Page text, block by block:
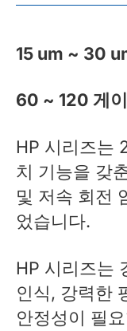
15 um ~ 30
60 ~ 120 게
HP 시리즈는
치 기능을 갖
및 저속 회전
었습니다.
HP 시리즈는
인식, 강력한
안정성이 필